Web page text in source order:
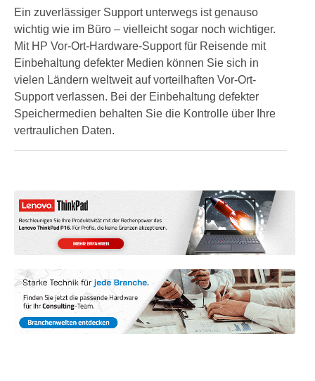
Ein zuverlässiger Support unterwegs ist genauso
wichtig wie im Büro – vielleicht sogar noch wichtiger.
Mit HP Vor-Ort-Hardware-Support für Reisende mit
Einbehaltung defekter Medien können Sie sich in
vielen Ländern weltweit auf vorteilhaften Vor-Ort-
Support verlassen. Bei der Einbehaltung defekter
Speichermedien behalten Sie die Kontrolle über Ihre
vertraulichen Daten.